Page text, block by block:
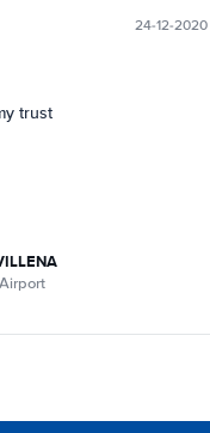
24-12-2020
trust